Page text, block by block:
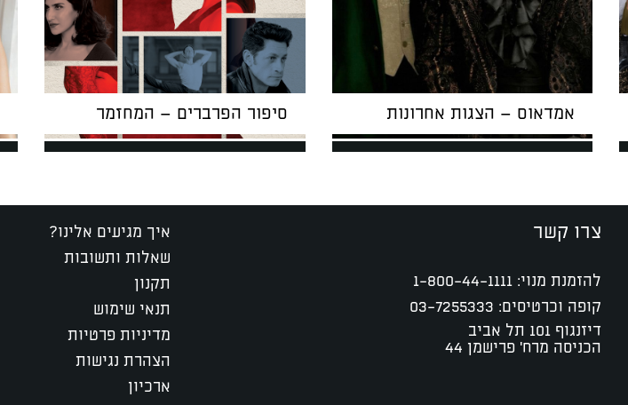
אמדאוס – הצגות אחרונות סיפור הפרברים – המחזמר
צרו קשר
להזמנת מנוי: 1-800-44-1111
קופה וכרטיסים: 03-7255333
דיזנגוף 101 תל אביב
הכניסה מרח' פרישמן 44
איך מגיעים אלינו?
שאלות ותשובות
תקנון
תנאי שימוש
מדיניות פרטיות
הצהרת נגישות
ארכיון